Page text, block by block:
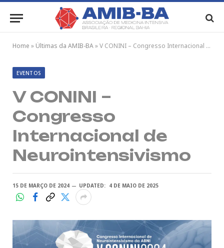
Home » Últimas da AMIB-BA»V CONINI – Congresso Internacional de Neurointensivismo
EVENTOS
V CONINI –
Congresso
Internacional de
Neurointensivismo
15 DE MARÇO DE 2024 UPDATED: 4 DE MAIO DE 2025